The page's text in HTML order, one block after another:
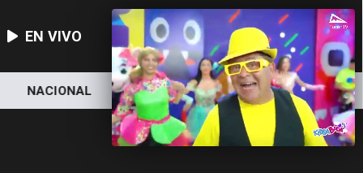
EN VIVO
NACIONAL DEPORTES ECONOMÍA